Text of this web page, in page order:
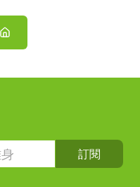
訂閱